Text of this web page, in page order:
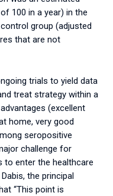
100 in a year) in the
group (adjusted
that are not
trials to yield data
treat strategy within a
(excellent
home, very good
seropositive
challenge for
to enter the healthcare
the principal
“This point is